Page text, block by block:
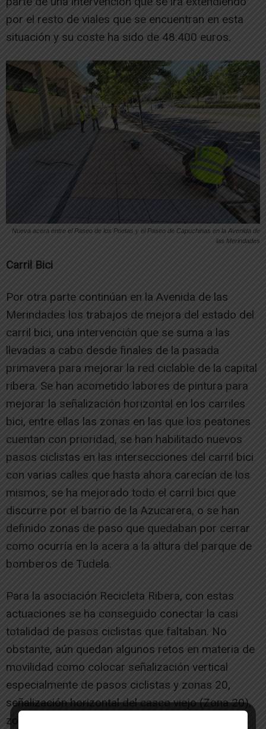
por el resto de viales que se encuentran en esta
situación y su coste ha sido de 48.400 euros.
Nueva acera entre el Paseo de los Poetas y el Paseo de Capuchinas en la Avenida de
las Merindades
Carril Bici
Por otra parte continúan en la Avenida de las
Merindades los trabajos de mejora del estado del
carril bici, una intervención que se suma a las
llevadas a cabo desde finales de la pasada
primavera para mejorar la red ciclable de la capital
ribera. Se han acometido labores de pintura para
mejorar la señalización horizontal en los carriles
bici, entre ellas las zonas en las que los peatones
cuentan con prioridad, se han habilitado nuevos
pasos ciclistas en las intersecciones del carril bici
con varias calles que hasta ahora carecían de los
mismos, se ha mejorado todo el carril bici que
discurre por el barrio de la Azucarera, o se han
definido zonas de paso que quedaban por cerrar
como ocurría en la acera a la altura del parque de
bomberos de Tudela.
Para la asociación Recicleta Ribera, con estas
actuaciones se ha conseguido conectar la casi
totalidad de pasos ciclistas que faltaban. No
obstante, aún quedan algunos retos en materia de
movilidad como colocar señalización vertical
especialmente de pasos ciclistas y zonas 20,
señalización horizontal del casco viejo (Zona 20),
zona 20 de Huertas Mayores y en otras zonas